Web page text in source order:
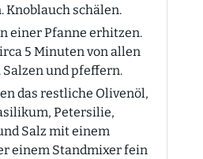
Knoblauch schälen.
einer Pfanne erhitzen.
5 Minuten von allen
Salzen und pfeffern.
das restliche Olivenöl,
Petersilie,
Salz mit einem
einem Standmixer fein